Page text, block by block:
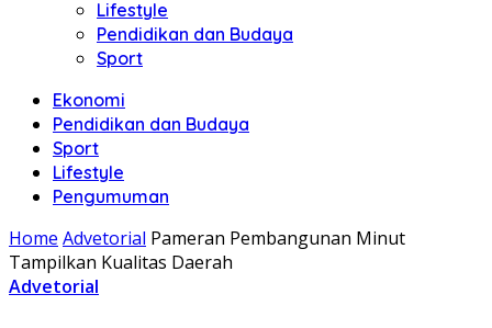
Lifestyle
Pendidikan dan Budaya
Sport
Ekonomi
Pendidikan dan Budaya
Sport
Lifestyle
Pengumuman
Home Advetorial Pameran Pembangunan Minut
Tampilkan Kualitas Daerah
Advetorial